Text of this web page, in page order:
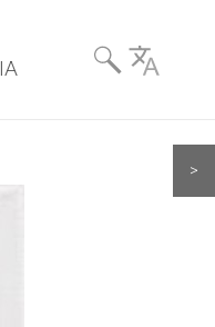
Wyszukiwarka
& Language
>